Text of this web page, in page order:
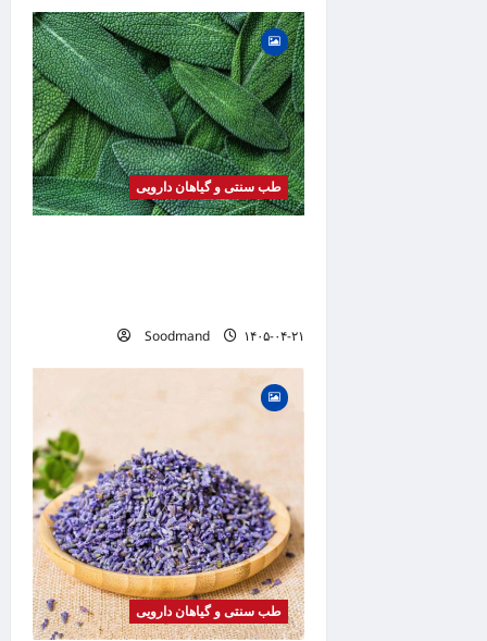
طب سنتی و گیاهان دارویی
Soodmand ۱۴۰۵-۰۴-۲۱
طب سنتی و گیاهان دارویی